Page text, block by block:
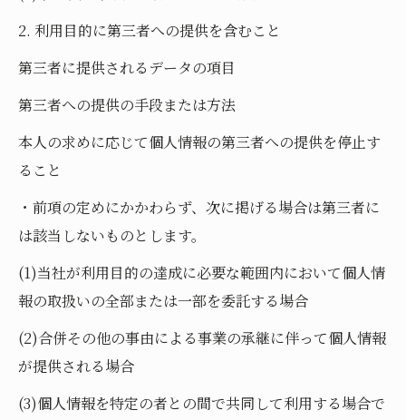
2. 利用目的に第三者への提供を含むこと
第三者に提供されるデータの項目
第三者への提供の手段または方法
本人の求めに応じて個人情報の第三者への提供を停止す
ること
・前項の定めにかかわらず、次に掲げる場合は第三者に
は該当しないものとします。
(1)当社が利用目的の達成に必要な範囲内において個人情
報の取扱いの全部または一部を委託する場合
(2)合併その他の事由による事業の承継に伴って個人情報
が提供される場合
(3)個人情報を特定の者との間で共同して利用する場合で